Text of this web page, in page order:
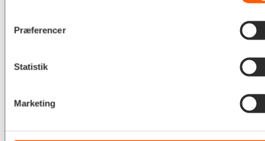
Præferencer
Statistik
Marketing